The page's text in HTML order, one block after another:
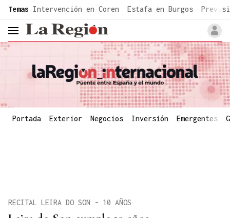
common.go-to-content
Temas Intervención en Coren Estafa en Burgos
header.menu.open
Portada Exterior Negocios Inversión Emergentes
RECITAL LEIRA DO SON - 10 AÑOS